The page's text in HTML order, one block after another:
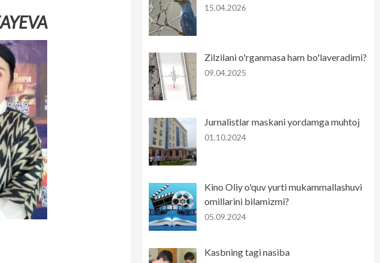
15.04.2026
Zilzilani o'rganmasa ham bo'laveradimi?
09.04.2025
Jurnalistlar maskani yordamga muhtoj
01.10.2024
Kino Oliy o'quv yurti mukammallashuvi
omillarini bilamizmi?
05.09.2024
Kasbning tagi nasiba